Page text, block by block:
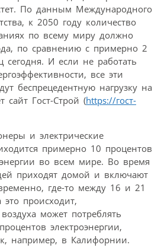
По данным Международного
к 2050 году количество
по всему миру должно
по сравнению с примерно 2
И если не работать
все эти
беспрецедентную нагрузку на
сайт Гост-Строй (https://гост-
и электрические
примерно 10 процентов
во всем мире. Во время
приходят домой и включают
где-то между 16 и 21
это происходит,
может потреблять
электроэнергии,
например, в Калифорнии.